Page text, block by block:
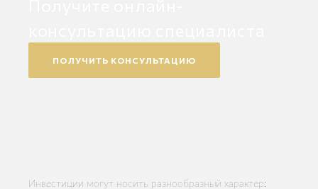
ПОЛУЧИТЬ КОНСУЛЬТАЦИЮ
Инвестиции могут носить разнообразный характер: